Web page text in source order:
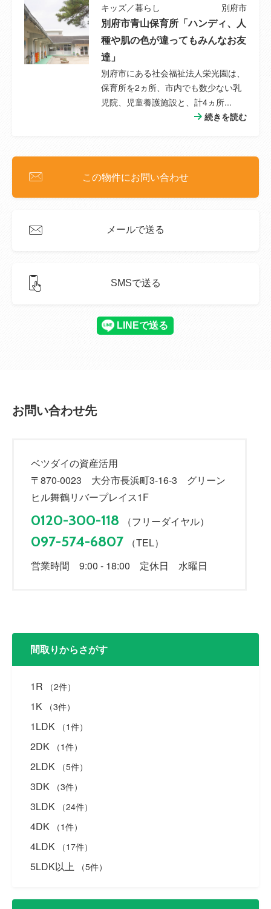
キッズ／暮らし 別府市
別府市青山保育所「ハンディ、人
種や肌の色が違ってもみんなお友
達」
別府市にある社会福祉法人栄光園は、
保育所を2ヵ所、市内でも数少ない乳
児院、児童養護施設と、計4ヵ所...
続きを読む
この物件にお問い合わせ
メールで送る
SMSで送る
お問い合わせ先
ベツダイの資産活用
〒870-0023 大分市長浜町3-16-3 グリーン
ヒル舞鶴リバープレイス1F
0120-300-118 （フリーダイヤル）
097-574-6807
（TEL）
営業時間 9:00 - 18:00 定休日 水曜日
間取りからさがす
1R （2件）
1K （3件）
1LDK （1件）
2DK （1件）
2LDK （5件）
3DK （3件）
3LDK （24件）
4DK （1件）
4LDK （17件）
5LDK以上 （5件）